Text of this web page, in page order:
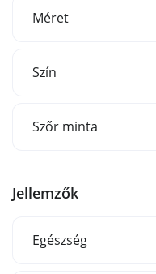
Méret
Szín
Szőr minta
Jellemzők
Egészség